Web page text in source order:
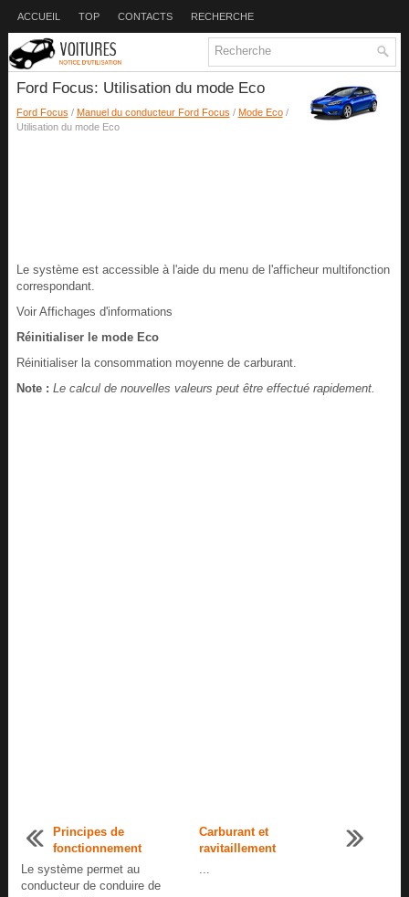
ACCUEIL TOP CONTACTS RECHERCHE
Ford Focus: Utilisation du mode Eco
Ford Focus / Manuel du conducteur Ford Focus / Mode Eco/
Utilisation du mode Eco
Le système est accessible à l'aide du menu de l'afficheur multifonction
correspondant.
Voir Affichages d'informations
Réinitialiser le mode Eco
Réinitialiser la consommation moyenne de carburant.
Note : Le calcul de nouvelles valeurs peut être effectué rapidement.
Principes de
fonctionnement
Le système permet au
conducteur de conduire de
Carburant et
ravitaillement